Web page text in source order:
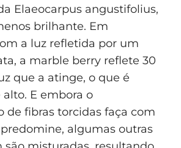
Elaeocarpus angustifolius,
brilhante. Em
a luz refletida por um
a marble berry reflete 30
que a atinge, o que é
E embora o
de fibras torcidas faça com
algumas outras